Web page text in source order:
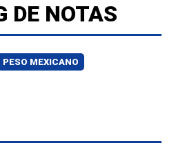
DE NOTAS
PESO MEXICANO